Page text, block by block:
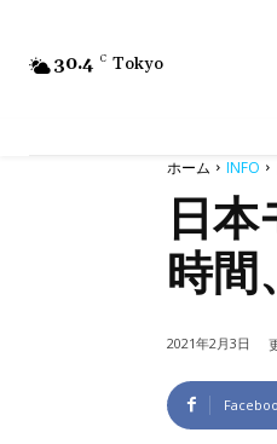
30.4 C Tokyo
ホーム INFO
日
時間
2021年2月3日